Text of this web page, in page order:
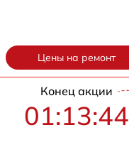
Цены на ремонт
Конец акции
01:13:43